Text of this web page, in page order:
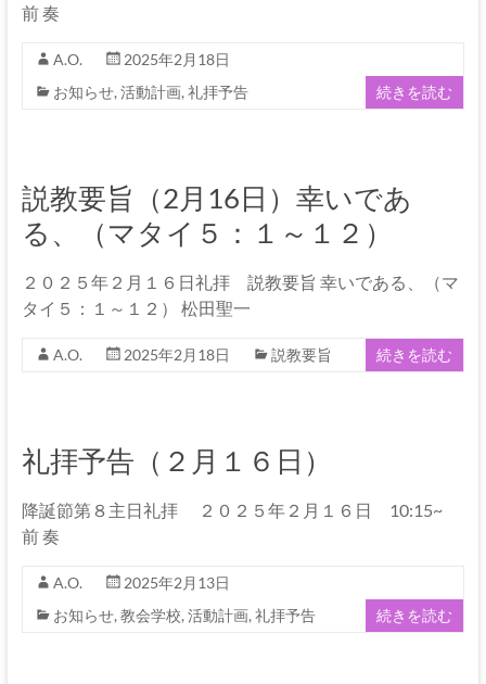
の
る
前 奏
A.O.
2025年2月18日
お知らせ, 活動計画, 礼拝予告 続きを読む
説教要旨（2月16日）幸いであ
る、（マタイ５：１～１２）
２０２５年２月１６日礼拝 説教要旨 幸いである、（マ
タイ５：１～１２） 松田聖一
A.O. 2025年2月18日 説教要旨 続きを読む
礼拝予告（２月１６日）
降誕節第８主日礼拝 ２０２５年２月１６日 10:15~
前 奏
A.O.
2025年2月13日
お知らせ, 教会学校, 活動計画, 礼拝予告 続きを読む